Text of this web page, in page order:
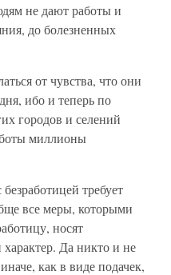
не дают работы и
до болезненных
от чувства, что они
ибо и теперь по
городов и селений
миллионы
требует
все меры, которыми
носят
Да никто и не
как в виде подачек,